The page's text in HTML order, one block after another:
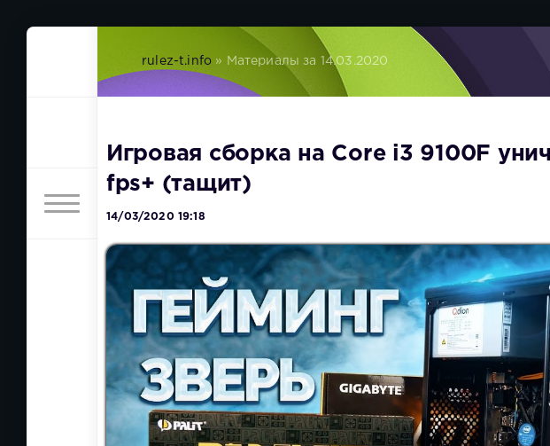
rulez-t.info » Материалы за 14.03.2020
Игровая сборка на Core i3 9100F
fps+ (тащит)
14/03/2020 19:18